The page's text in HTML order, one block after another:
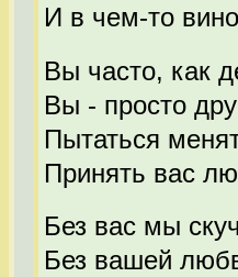
И в чем-то
Вы часто, как
Вы - просто
Пытаться
Принять вас
Без вас мы
Без вашей